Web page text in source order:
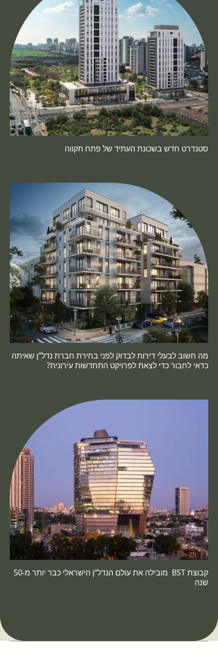
סטנדרט חדש בשכונת העתיד של פתח תקווה
מה חשוב לבעלי דירות לבדוק לפני בחירת חברת נדל”ן שאיתה
כדאי לחבור כדי לצאת לפרויקט התחדשות עירונית?
קבוצת BST מובילה את עולם הנדל”ן הישראלי כבר יותר מ-50
שנה